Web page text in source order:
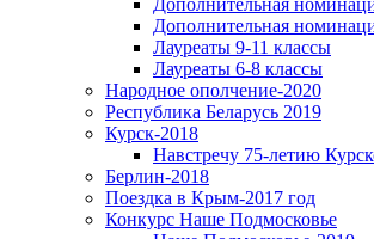
Дополнительная
Лауреаты 9-11 классы
Лауреаты 6-8 классы
Народное ополчение-2020
Республика Беларусь 2019
Курск-2018
Навстречу 75-летию
Берлин-2018
Поездка в Крым-2017 год
Конкурс Наше Подмосковье